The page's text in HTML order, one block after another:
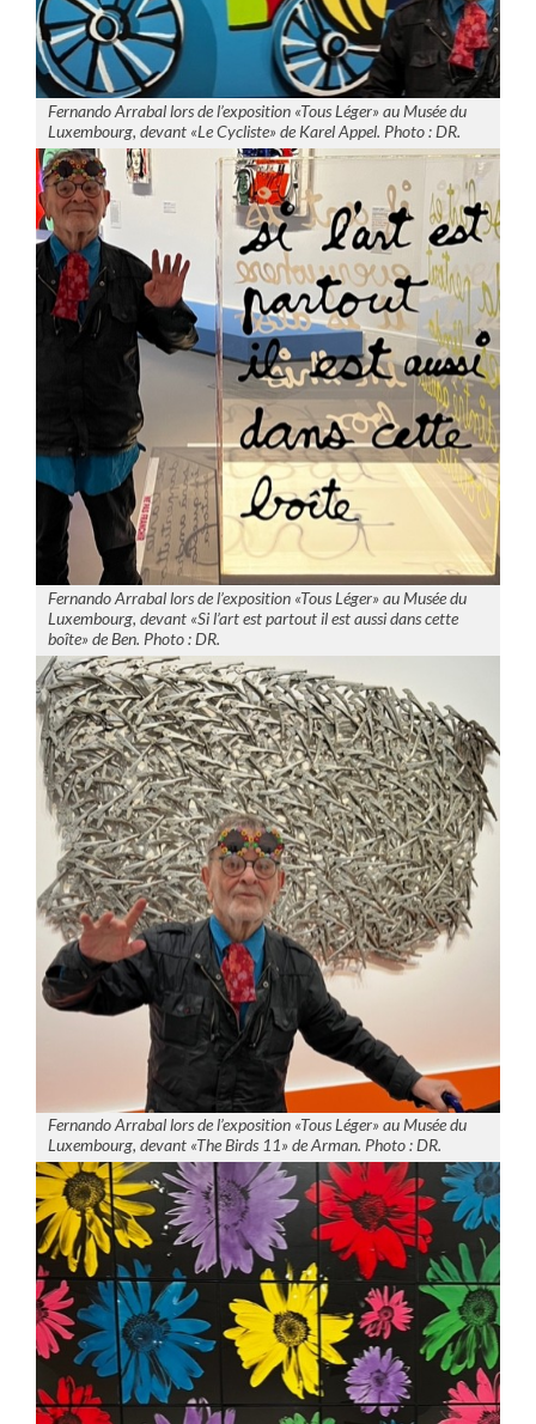
Fernando Arrabal lors de l’exposition «Tous Léger» au Musée du
Luxembourg, devant «Le Cycliste» de Karel Appel. Photo : DR.
Fernando Arrabal lors de l’exposition «Tous Léger» au Musée du
Luxembourg, devant «Si l’art est partout il est aussi dans cette
boîte» de Ben. Photo : DR.
Fernando Arrabal lors de l’exposition «Tous Léger» au Musée du
Luxembourg, devant «The Birds 11» de Arman. Photo : DR.